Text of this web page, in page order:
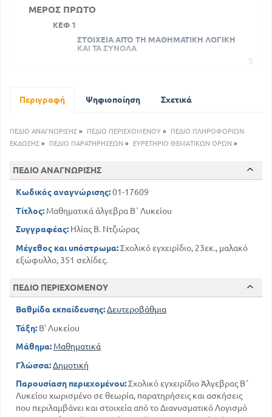
ΜΕΡΟΣ ΠΡΩΤΟ
ΚΕΦ 1
ΣΤΟΙΧΕΙΑ ΑΠΌ ΤΗ ΜΑΘΗΜΑΤΙΚΗ ΛΟΓΙΚΗ
ΚΑΙ ΤΑ ΣΥΝΟΛΑ
5
ΤΕΛΕΙΑ ΕΠΑΓΩΓΗ
ΚΕΦ 5
ΑΚΕΡΑΙΑ ΠΟΛΥΩΝΥΜΑ ΜΙΑΣ ΜΕΤΑΒΛΗΤΗΣ
141
ΚΕΦ 6
ΜΕΡΟΣ ΤΡΙΤΟ
ΚΕΦ 8
ΠΙΘΑΝΟΤΗΤΩΝ
288
ΜΕΡΟΣ ΤΕΤΑΡΤΟ
Περιγραφή Ψηφιοποίηση Σχετικά
ΠΕΔΙΟ ΑΝΑΓΝΩΡΙΣΗΣ » ΠΕΔΙΟ ΠΕΡΙΕΧΟΜΕΝΟΥ »
ΠΕΔΙΟ ΠΛΗΡΟΦΟΡΙΩΝ
ΕΚΔΟΣΗΣ » ΠΕΔΙΟ ΠΑΡΑΤΗΡΗΣΕΩΝ » ΕΥΡΕΤΗΡΙΟ ΘΕΜΑΤΙΚΩΝ ΟΡΩΝ »
ΠΕΔΙΟ ΑΝΑΓΝΩΡΙΣΗΣ
Κωδικός αναγνώρισης:01-17609
Τίτλος: Μαθηματικά άλγεβρα Β΄ Λυκείου
Συγγραφέας: Ηλίας Β. Ντζιώρας
Μέγεθος και υπόστρωμα:Σχολικό εγχειρίδιο, 23εκ., μαλακό
εξώφυλλο, 351 σελίδες.
ΠΕΔΙΟ ΠΕΡΙΕΧΟΜΕΝΟΥ
Βαθμίδα εκπαίδευσης:Δευτεροβάθμια
Τάξη: Β' Λυκείου
Μάθημα: Μαθηματικά
Γλώσσα:Δημοτική
Παρουσίαση περιεχομένου:Σχολικό εγχειρίδιο Άλγεβρας Β΄
Λυκείου χωρισμένο σε θεωρία, παρατηρήσεις και ασκήσεις
που περιλαμβάνει και στοιχεία από το Διανυσματικό Λογισμό